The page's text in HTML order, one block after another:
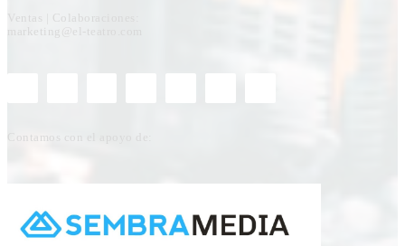
Ventas | Colaboraciones:
marketing@el-teatro.com
Contamos con el apoyo de: